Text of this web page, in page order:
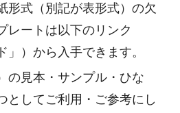
形式（別記が表形式）の欠
レートは以下のリンク
」）から入手できます。
の見本・サンプル・ひな
としてご利用・ご参考にし